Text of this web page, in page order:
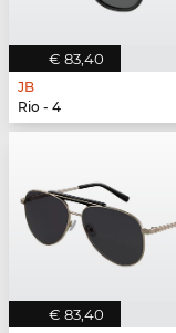
€ 83,40
JB
Rio - 4
€ 83,40